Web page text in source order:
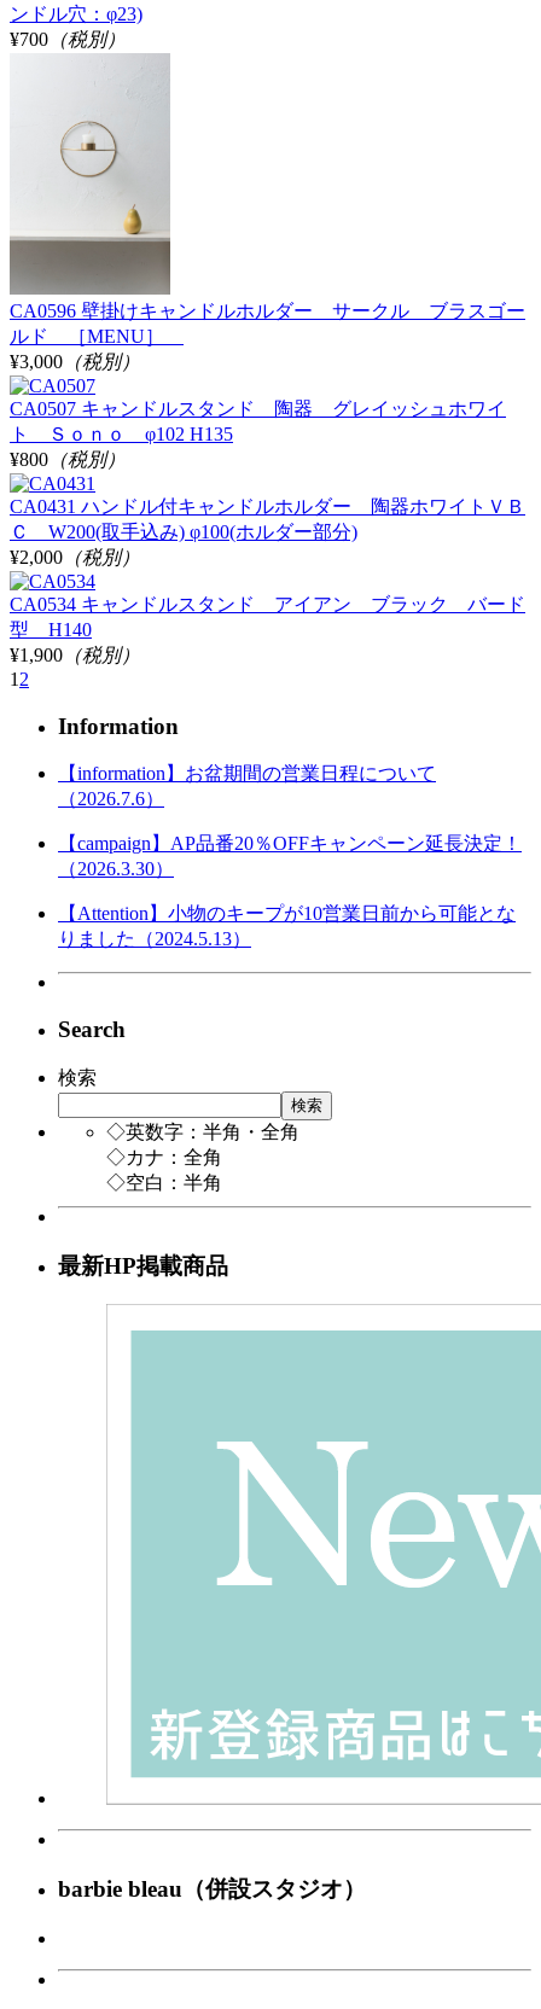
ンドル穴：φ23)
¥700 （税別）
CA0596 壁掛けキャンドルホルダー サークル ブラスゴー
ルド ［MENU］
¥3,000 （税別）
CA0507 キャンドルスタンド 陶器 グレイッシュホワイ
ト Ｓｏｎｏ φ102 H135
¥800 （税別）
CA0431 ハンドル付キャンドルホルダー 陶器ホワイトＶＢ
Ｃ W200(取手込み) φ100(ホルダー部分)
¥2,000 （税別）
CA0534 キャンドルスタンド アイアン ブラック バード
型 H140
¥1,900 （税別）
1 2
Information
【information】お盆期間の営業日程について
（2026.7.6）
【campaign】AP品番20％OFFキャンペーン延長決定！
（2026.3.30）
【Attention】小物のキープが10営業日前から可能とな
りました（2024.5.13）
Search
検索
検索
◇英数字：半角・全角
◇カナ：全角
◇空白：半角
最新HP掲載商品
barbie bleau（併設スタジオ）